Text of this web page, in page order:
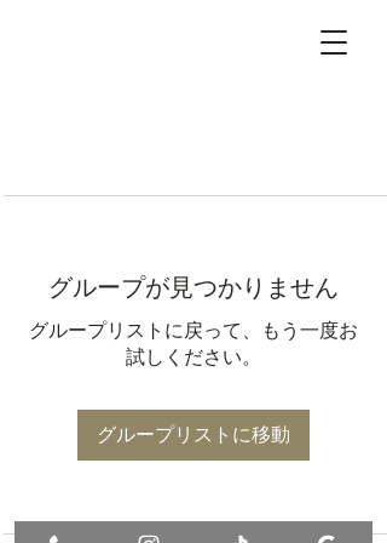
グループが見つかりません
グループリストに戻って、もう一度お
試しください。
グループリストに移動